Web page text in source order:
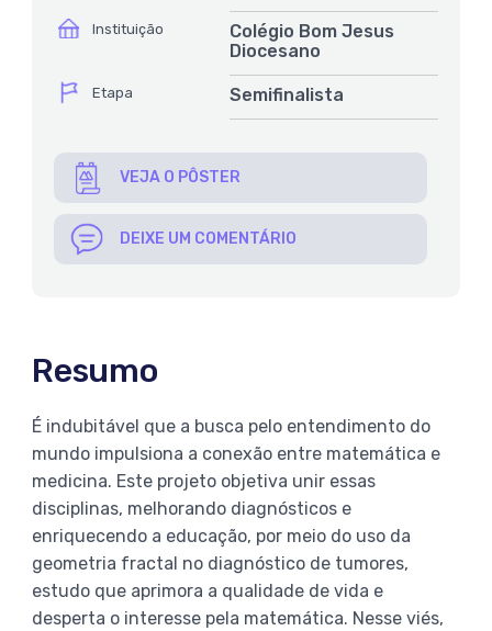
íconeInstituição
Colégio Bom Jesus
Diocesano
íconeEtapa Semifinalista
VEJA O PÔSTER
DEIXE UM COMENTÁRIO
Resumo
É indubitável que a busca pelo entendimento do
mundo impulsiona a conexão entre matemática e
medicina. Este projeto objetiva unir essas
disciplinas, melhorando diagnósticos e
enriquecendo a educação, por meio do uso da
geometria fractal no diagnóstico de tumores,
estudo que aprimora a qualidade de vida e
desperta o interesse pela matemática. Nesse viés,